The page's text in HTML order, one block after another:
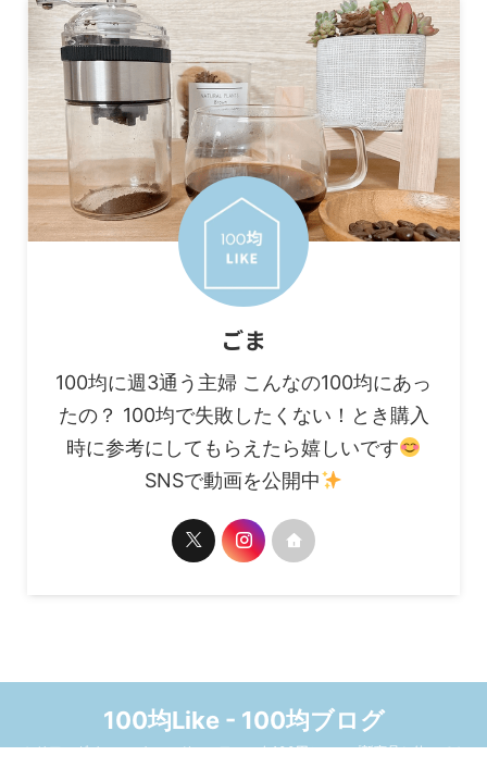
ごま
100均に週3通う主婦 こんなの100均にあっ
たの？ 100均で失敗したくない！とき購入
時に参考にしてもらえたら嬉しいです
SNSで動画を公開中
100均Like - 100均ブログ
セリア、ダイソー、キャンドゥ、ワッツ☆100円ショップ新商品と使ってみ